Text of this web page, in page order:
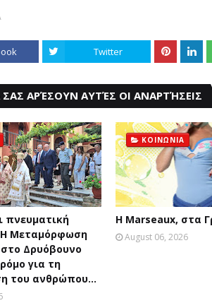
Twitter
ΑΡΈΣΟΥΝ ΑΥΤΈΣ ΟΙ ΑΝΑΡΤΉΣΕΙΣ
πνευματική
Η Μεταμόρφωση
Δρυόβουνο
για τη
του ανθρώπου...
ΚΟΙΝΩΝΙΑ
Η Marseaux, στα
August 06, 2026